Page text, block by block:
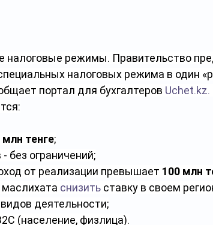
налоговые режимы. Правительство
налоговых режима в один
портал для бухгалтеров Uchet.kz.
млн тенге;
без ограничений;
от реализации превышает 100 млн
маслихата снизить ставку в своем
деятельности;
(население, физлица).